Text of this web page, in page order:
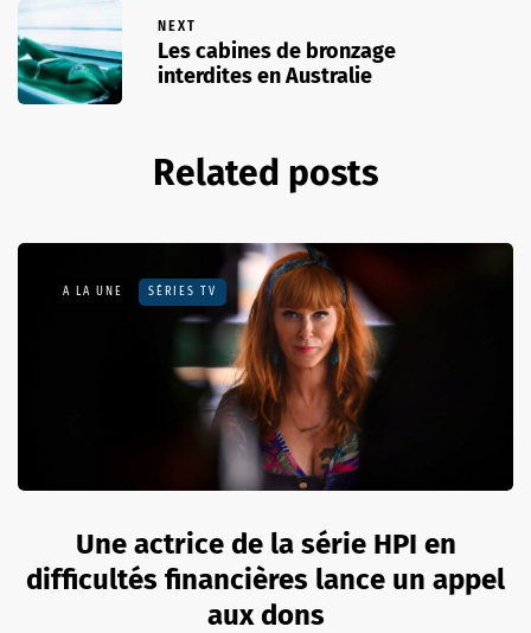
NEXT
Les cabines de bronzage
interdites en Australie
Related posts
A LA UNE SÉRIES TV
Une actrice de la série HPI en
difficultés financières lance un appel
aux dons